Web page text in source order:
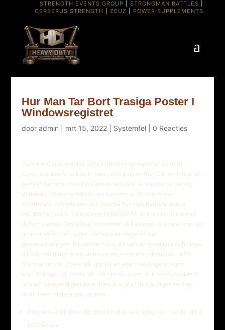
STRENGTH EVENTS GROUP |STRONGMAN BATTLES
CERBERUS STRENGTH
|ZEUZ POWER SUPPLEMENTS
Hur Man Tar Bort Trasiga Poster I
Windowsregistret
door admin mrt 15, 2022| Systemfel| 0 Reacties
Genuine Consumables Äkta förbrukningsmaterial Genuine
Consumables Äkta bläck, toner och papper från Canon fungerar i
perfekt harmoni med din Canon-skrivare. Användarhantering
Windows 7 I denna laboration kommer vi att skapa nya
användare och grupper och titta på hur man hantera dessa.
HKLM\Hardware Delnyckeln HARDWARE skapas i och med att
datorn startas. Om bilden försvinner så kan man ta svaret som ett
tecken på att verktyget inte hittade några fel vid
genomsökningen. Dessutom finns ett sätt att installera och lägga
till Återställnings-konsolen som ett extra startalternativ i XP’s
Starthanterare. Dyker då upp på en egen rad ungefär som
startlänken in till starta XP. Så rätt så, priset är inte så mycket &
tala om så egentligen bara dumt & snåla i de här läget med en
dator med några år på nacken.
Programvaran låter dig göra en djup skanning och fixa de olika
problemen.